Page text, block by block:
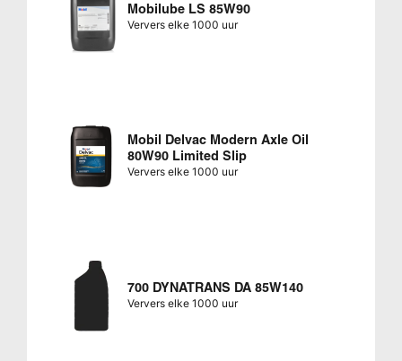
Mobilube LS 85W90
Ververs elke 1000 uur
Mobil Delvac Modern Axle Oil
80W90 Limited Slip
Ververs elke 1000 uur
700 DYNATRANS DA 85W140
Ververs elke 1000 uur